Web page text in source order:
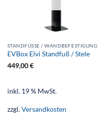
STANDFÜSSE / WANDBEFESTIGUNG
EVBox Elvi Standfuß / Stele
449,00€
inkl. 19 % MwSt.
zzgl.Versandkosten